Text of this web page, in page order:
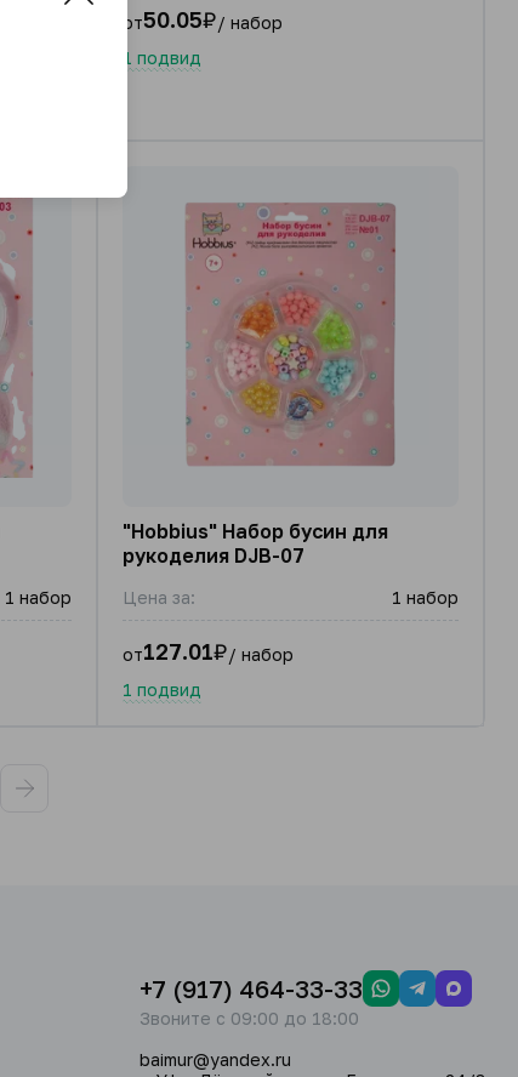
50
от50.05₽/ набор
1 подвид
1 набор
"Hobbius" Набор бусин для
рукоделия DJB-07
Цена за: 1 набор
от127.01₽/ набор
1 подвид
+7 (917) 464-33-33
Звоните с 09:00 до 18:00
baimur@yandex.ru